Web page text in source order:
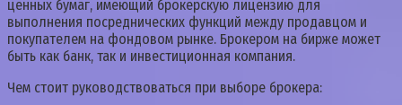
ценных бумаг, имеющий брокерскую лицензию для
выполнения посреднических функций между продавцом и
покупателем на фондовом рынке. Брокером на бирже может
быть как банк, так и инвестиционная компания.
Чем стоит руководствоваться при выборе брокера: